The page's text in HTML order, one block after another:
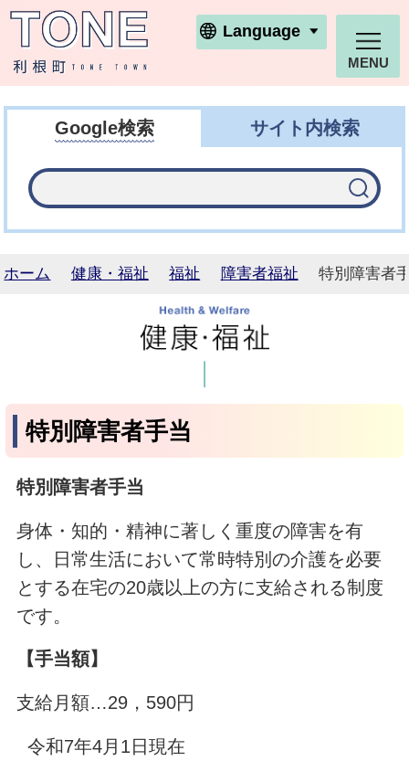
利根町ホームページ
Language
MENU
Google検索 サイト内検索
ホーム 健康・福祉 福祉 障害者福祉 特別障害者
特別障害者手当
特別障害者手当
身体・知的・精神に著しく重度の障害を有
し、日常生活において常時特別の介護を必要
とする在宅の20歳以上の方に支給される制度
です。
【手当額】
支給月額…29，590円
令和7年4月1日現在